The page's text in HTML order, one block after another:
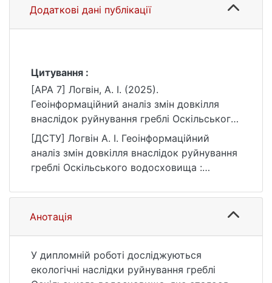
Додаткові дані публікації
Цитування :
[APA 7] Логвін, А. І. (2025).
Геоінформаційний аналіз змін довкілля
внаслідок руйнування греблі Оскільського
водосховища [Бакалаврська робота,
Київський національний університет імені
Тараса Шевченка]. eKNUTSHIR.
https://ir.library.knu.ua/handle/15071834/864
7
[ДСТУ] Логвін А. І. Геоінформаційний
аналіз змін довкілля внаслідок руйнування
греблі Оскільського водосховища :
Природничі науки / наук. кер. Т. М. Курач.
Київ, 2025. 46 с. URL:
https://ir.library.knu.ua/handle/15071834/864
Анотація
У дипломній роботі досліджуються
екологічні наслідки руйнування греблі